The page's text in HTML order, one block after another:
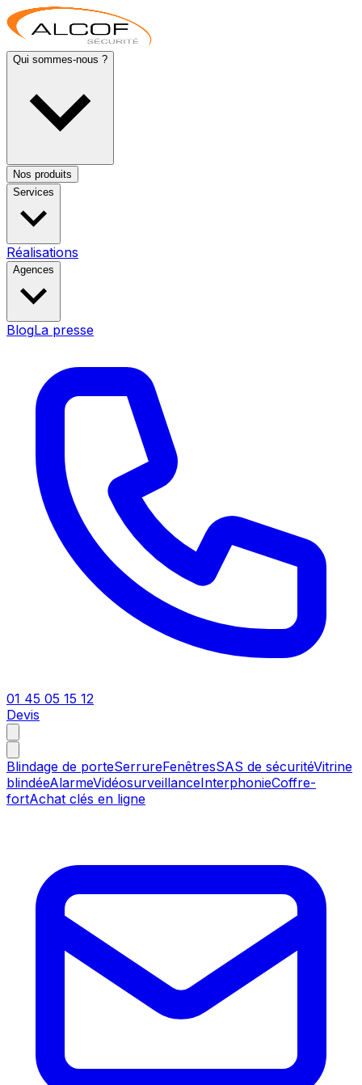
Qui sommes-nous ?
Nos produits
Services
Réalisations
Agences
BlogLa presse
01 45 05 15 12
Devis
Blindage de porteSerrureFenêtresSAS de sécuritéVitrine
blindéeAlarmeVidéosurveillanceInterphonieCoffre-
fortAchat clés en ligne